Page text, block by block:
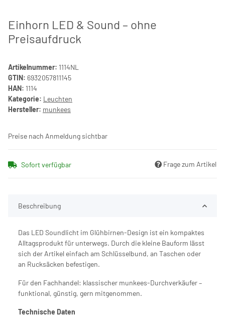
Einhorn LED & Sound – ohne
Preisaufdruck
Artikelnummer: 1114NL
GTIN: 6932057811145
HAN: 1114
Kategorie: Leuchten
Hersteller: munkees
Preise nach Anmeldung sichtbar
Sofort verfügbar Frage zum Artikel
Beschreibung
Das LED Soundlicht im Glühbirnen-Design ist ein kompaktes
Alltagsprodukt für unterwegs. Durch die kleine Bauform lässt
sich der Artikel einfach am Schlüsselbund, an Taschen oder
an Rucksäcken befestigen.
Für den Fachhandel: klassischer munkees-Durchverkäufer –
funktional, günstig, gern mitgenommen.
Technische Daten